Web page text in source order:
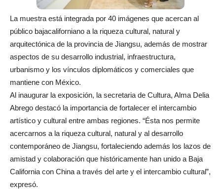
La muestra está integrada por 40 imágenes que acercan al
público bajacaliforniano a la riqueza cultural, natural y
arquitectónica de la provincia de Jiangsu, además de mostrar
aspectos de su desarrollo industrial, infraestructura,
urbanismo y los vínculos diplomáticos y comerciales que
mantiene con México.
Al inaugurar la exposición, la secretaria de Cultura, Alma Delia
Abrego destacó la importancia de fortalecer el intercambio
artístico y cultural entre ambas regiones. “Ésta nos permite
acercarnos a la riqueza cultural, natural y al desarrollo
contemporáneo de Jiangsu, fortaleciendo además los lazos de
amistad y colaboración que históricamente han unido a Baja
California con China a través del arte y el intercambio cultural”,
expresó.